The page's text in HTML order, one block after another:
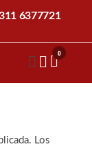
6377721
0
Los